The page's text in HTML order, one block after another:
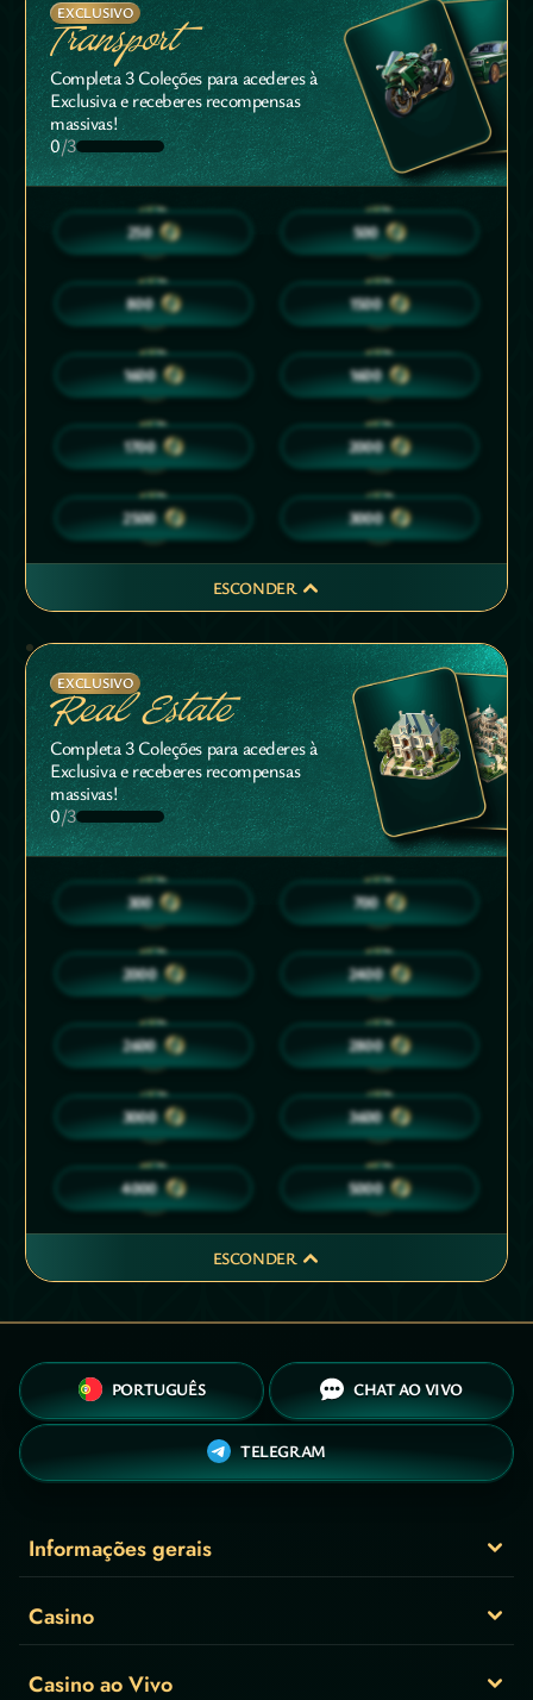
EXCLUSIVO
Transport
Completa 3 Coleções para acederes à
Exclusiva e receberes recompensas
massivas!
0/3
10
250
15
500
20
800
25
1500
25
1600
25
1600
30
1700
30
2000
35
2500
40
3000
ESCONDER
EXCLUSIVO
Real Estate
Completa 3 Coleções para acederes à
Exclusiva e receberes recompensas
massivas!
0/3
10
300
20
700
30
2000
35
2400
35
2600
40
2800
40
3000
45
3600
50
4000
50
5000
ESCONDER
PORTUGUÊS
TELEGRAM
CHAT AO VIVO
Informações gerais
Casino
Casino ao Vivo